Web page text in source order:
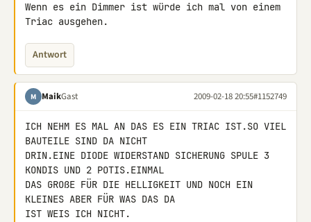
Wenn es ein Dimmer ist würde ich mal von einem
Triac ausgehen.
Antwort
M MaikGast 2009-02-18 20:55#1152749
ICH NEHM ES MAL AN DAS ES EIN TRIAC IST.SO VIEL
BAUTEILE SIND DA NICHT
DRIN.EINE DIODE WIDERSTAND SICHERUNG SPULE 3
KONDIS UND 2 POTIS.EINMAL
DAS GROßE FÜR DIE HELLIGKEIT UND NOCH EIN
KLEINES ABER FÜR WAS DAS DA
IST WEIS ICH NICHT.